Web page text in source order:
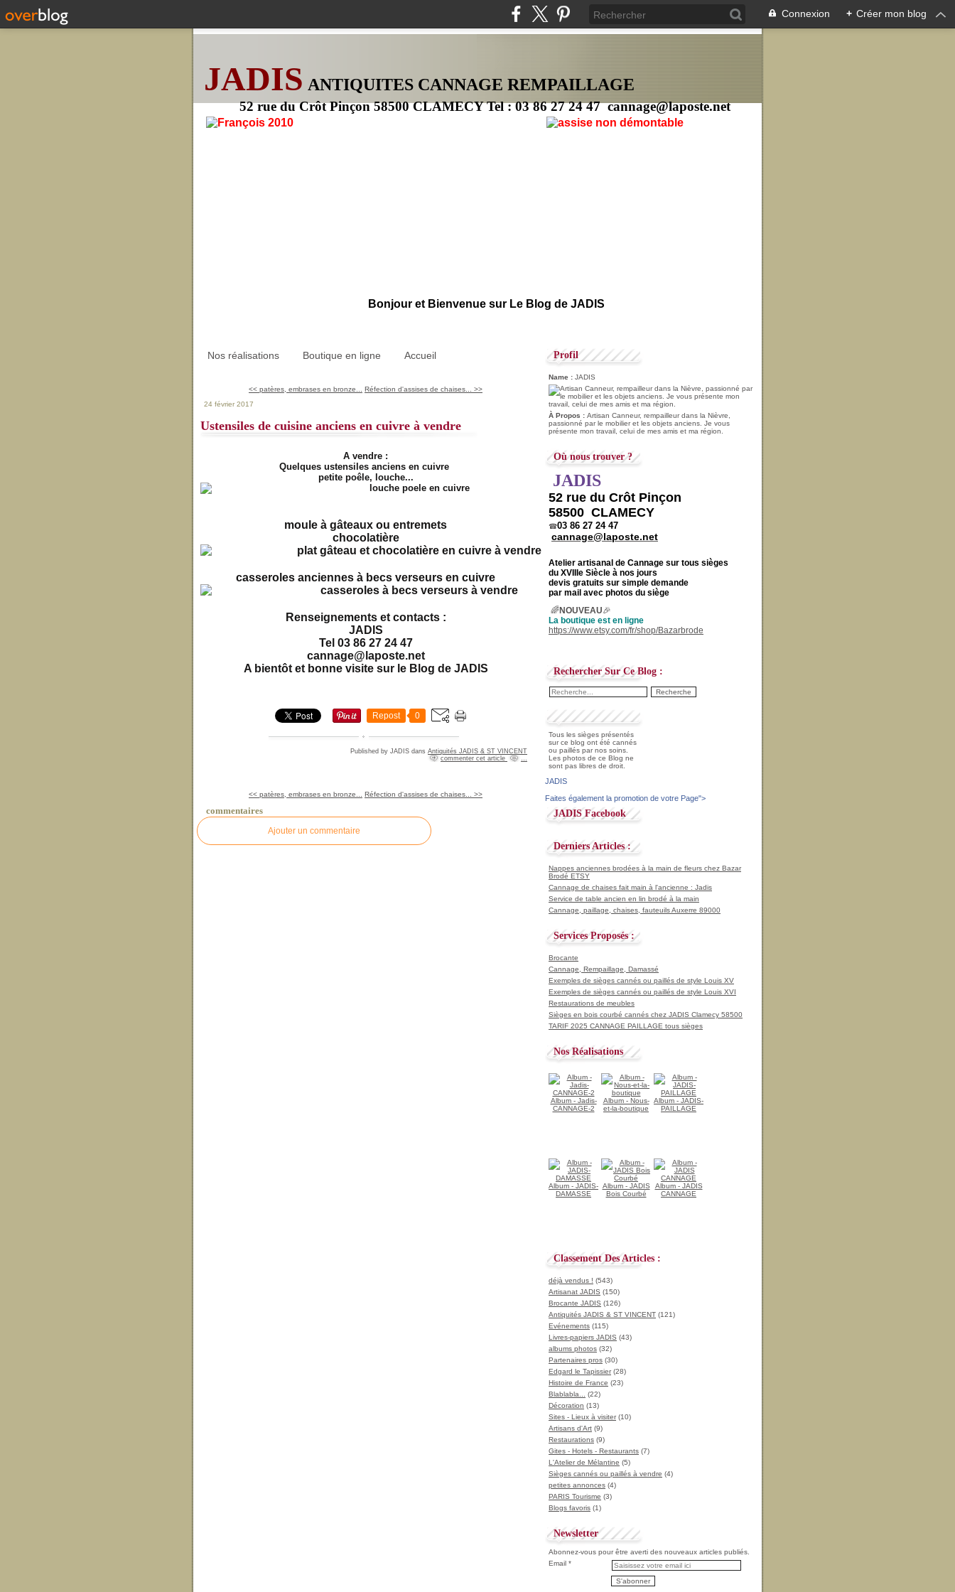
Connexion + Créer mon blog
JADIS ANTIQUITES CANNAGE REMPAILLAGE
52 rue du Crôt Pinçon 58500 CLAMECY Tel : 03 86 27 24 47 cannage@laposte.net
Bonjour et Bienvenue sur Le Blog de JADIS
Nos réalisations Boutique en ligne Accueil
<< patères, embrases en bronze...
Réfection d'assises de chaises... >>
24 février 2017
Ustensiles de cuisine anciens en cuivre à vendre
A vendre :
Quelques ustensiles anciens en cuivre
petite poêle, louche...
moule à gâteaux ou entremets
chocolatière
casseroles anciennes à becs verseurs en cuivre
Renseignements et contacts :
JADIS
Tel 03 86 27 24 47
cannage@laposte.net
A bientôt et bonne visite sur le Blog de JADIS
Repost 0
Published by JADIS dans Antiquités JADIS & ST VINCENT
commenter cet article
<< patères, embrases en bronze... Réfection d'assises de chaises... >>
commentaires
Ajouter un commentaire
Profil
Name : JADIS
À Propos : Artisan Canneur, rempailleur dans la Nièvre,
passionné par le mobilier et les objets anciens. Je vous
présente mon travail, celui de mes amis et ma région.
Où nous trouver ?
JADIS
52 rue du Crôt Pinçon
58500 CLAMECY
☎03 86 27 24 47
cannage@laposte.net
Atelier artisanal de Cannage sur tous sièges
du XVIIIe Siècle à nos jours
devis gratuits sur simple demande
par mail avec photos du siège
🌈NOUVEAU🎉
La boutique est en ligne
https://www.etsy.com/fr/shop/Bazarbrode
Rechercher Sur Ce Blog :
Tous les sièges présentés
sur ce blog ont été cannés
ou paillés par nos soins.
Les photos de ce Blog ne
sont pas libres de droit.
JADIS
Faites également la promotion de votre Page">
JADIS Facebook
Derniers Articles :
Nappes anciennes brodées à la main de fleurs chez Bazar
Brodé ETSY
Cannage de chaises fait main à l'ancienne : Jadis
Service de table ancien en lin brodé à la main
Cannage, paillage, chaises, fauteuils Auxerre 89000
Services Proposés :
Brocante
Cannage, Rempaillage, Damassé
Exemples de sièges cannés ou paillés de style Louis XV
Exemples de sièges cannés ou paillés de style Louis XVI
Restaurations de meubles
Sièges en bois courbé cannés chez JADIS Clamecy 58500
TARIF 2025 CANNAGE PAILLAGE tous sièges
Nos Réalisations
Album - Jadis-
CANNAGE-2
Album - Nous-
et-la-boutique
Album - JADIS-
PAILLAGE
Album - JADIS-
DAMASSE
Album - JADIS
Bois Courbé
Album - JADIS
CANNAGE
Classement Des Articles :
déjà vendus ! (543)
Artisanat JADIS (150)
Brocante JADIS (126)
Antiquités JADIS & ST VINCENT (121)
Evénements (115)
Livres-papiers JADIS (43)
albums photos (32)
Partenaires pros (30)
Edgard le Tapissier(28)
Histoire de France (23)
Blablabla...
(22)
Décoration (13)
Sites - Lieux à visiter(10)
Artisans d'Art (9)
Restaurations (9)
Gites - Hotels - Restaurants (7)
L'Atelier de Mélantine (5)
Sièges cannés ou paillés à vendre (4)
petites annonces (4)
PARIS Tourisme (3)
Blogs favoris (1)
Newsletter
Abonnez-vous pour être averti des nouveaux articles publiés.
Email